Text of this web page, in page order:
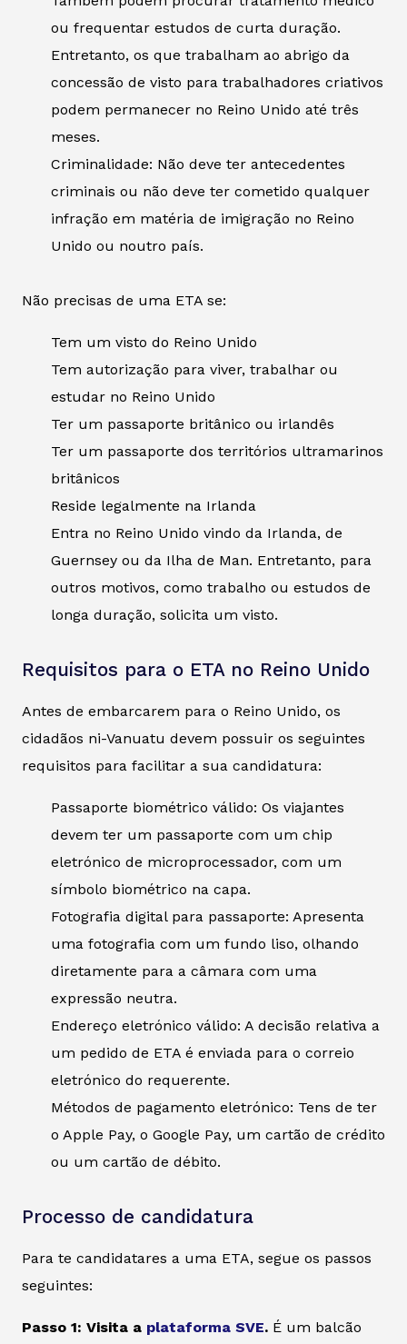
ou frequentar estudos de curta duração.
Entretanto, os que trabalham ao abrigo da
concessão de visto para trabalhadores criativos
podem permanecer no Reino Unido até três
meses.
Criminalidade: Não deve ter antecedentes
criminais ou não deve ter cometido qualquer
infração em matéria de imigração no Reino
Unido ou noutro país.
Não precisas de uma ETA se:
Tem um visto do Reino Unido
Tem autorização para viver, trabalhar ou
estudar no Reino Unido
Ter um passaporte britânico ou irlandês
Ter um passaporte dos territórios ultramarinos
britânicos
Reside legalmente na Irlanda
Entra no Reino Unido vindo da Irlanda, de
Guernsey ou da Ilha de Man. Entretanto, para
outros motivos, como trabalho ou estudos de
longa duração, solicita um visto.
Requisitos para o ETA no Reino Unido
Antes de embarcarem para o Reino Unido, os
cidadãos ni-Vanuatu devem possuir os seguintes
requisitos para facilitar a sua candidatura:
Passaporte biométrico válido: Os viajantes
devem ter um passaporte com um chip
eletrónico de microprocessador, com um
símbolo biométrico na capa.
Fotografia digital para passaporte: Apresenta
uma fotografia com um fundo liso, olhando
diretamente para a câmara com uma
expressão neutra.
Endereço eletrónico válido: A decisão relativa a
um pedido de ETA é enviada para o correio
eletrónico do requerente.
Métodos de pagamento eletrónico: Tens de ter
o Apple Pay, o Google Pay, um cartão de crédito
ou um cartão de débito.
Processo de candidatura
Para te candidatares a uma ETA, segue os passos
seguintes:
Passo 1: Visita a plataforma SVE. É um balcão